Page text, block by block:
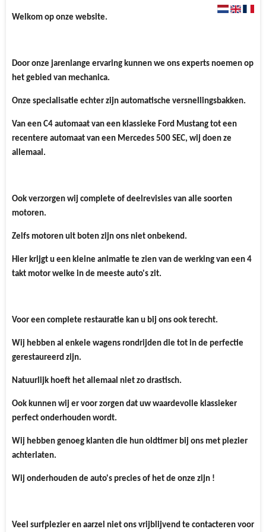
Welkom op onze website.
Door onze jarenlange ervaring kunnen we ons experts noemen op
het gebied van mechanica.
Onze specialisatie echter zijn automatische versnellingsbakken.
Van een C4 automaat van een klassieke Ford Mustang tot een
recentere automaat van een Mercedes 500 SEC, wij doen ze
allemaal.
Ook verzorgen wij complete of deelrevisies van alle soorten
motoren.
Zelfs motoren uit boten zijn ons niet onbekend.
Hier krijgt u een kleine animatie te zien van de werking van een 4
takt motor welke in de meeste auto's zit.
Voor een complete restauratie kan u bij ons ook terecht.
Wij hebben al enkele wagens rondrijden die tot in de perfectie
gerestaureerd zijn.
Natuurlijk hoeft het allemaal niet zo drastisch.
Ook kunnen wij er voor zorgen dat uw waardevolle klassieker
perfect onderhouden wordt.
Wij hebben genoeg klanten die hun oldtimer bij ons met plezier
achterlaten.
Wij onderhouden de auto's precies of het de onze zijn !
Veel surfplezier en aarzel niet ons vrijblijvend te contacteren voor